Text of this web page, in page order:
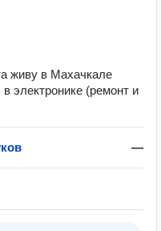
живу в Махачкале
электронике (ремонт и
—